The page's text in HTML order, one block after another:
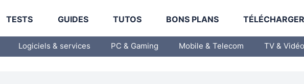
TESTS GUIDES TUTOS BONS PLANS
Logiciels & services PC & Gaming Mobile & Telecom TV & Vidéo